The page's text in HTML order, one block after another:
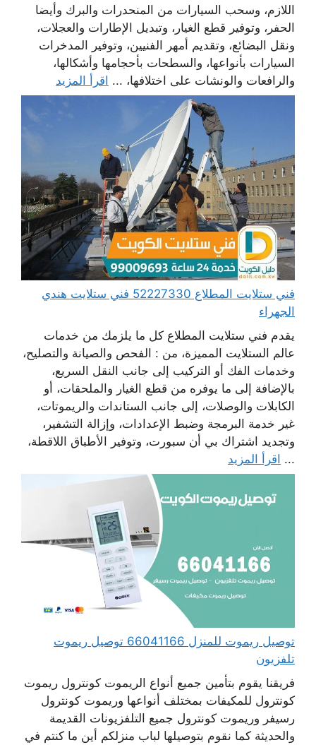
اللازم، وسحب السيارات من المنحدرات والبرك وأيضا
الحفر، وتوفير قطع الغيار، وتبديل الإطارات والعجلات،
ونقل البضائع، وتقديم أمهر الفنيين، وتوفير المدخرات
السيارات بأنواعها، والسطحات بأحجامها وأشكالها،
والرافعات والونشات على اختلافها، ... اقرأ المزيد
فني ستلايت المطلاع 52227330 فني ستلايت هندي
الجهراء
يقدم فني ستلايت المطلاع كل ما يلزمك من خدمات
عالم الستلايت المميزة، من : الفحص والصيانة والتصليح،
وخدمات الفك أو التركيب إلى جانب النقل السريع،
بالإضافة إلى ما يوفره من قطع الغيار والملحقات، أو
الكابلات والوصلات، إلى جانب الستاندات والريموتات،
غير خدمة البرمجة وضبط الإعدادات، وإزالة التشفير،
وتجديد اشتراك بي أن سبورت، وتوفير الأطباق اللاقطة،
... اقرأ المزيد
توصيل ريموت للمنزل 66041166 توصيل ريموت
تلفزيون
فريقنا يقوم بتأمين جميع أنواع الريموت كونترول ريموت
كونترول للمكيفات بمختلف أنواعها وريموت كونترول
رسيفر وريموت كونترول جميع التلفزيونات القديمة
والحديثة كما نقوم بتوصيلها لباب منزلكم أين ما كنتم في